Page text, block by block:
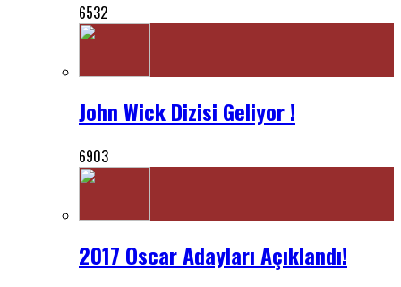
6532
John Wick Dizisi Geliyor !
6903
2017 Oscar Adayları Açıklandı!